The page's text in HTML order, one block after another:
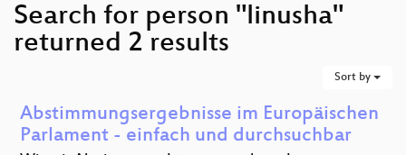
Search for person "linusha"
returned 2 results
Sort by
Abstimmungsergebnisse im Europäischen
Parlament - einfach und durchsuchbar